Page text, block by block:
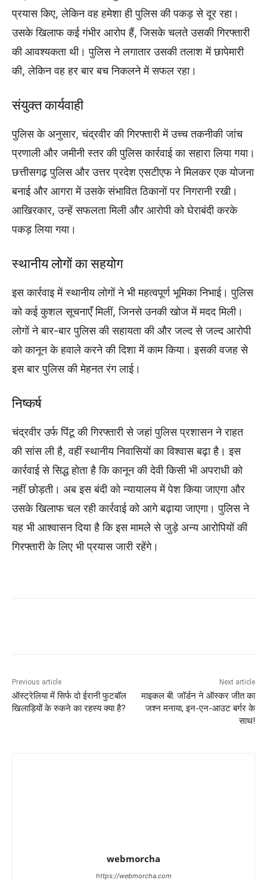
प्रयास किए, लेकिन वह हमेशा ही पुलिस की पकड़ से दूर रहा।
उसके खिलाफ कई गंभीर आरोप हैं, जिसके चलते उसकी गिरफ्तारी
की आवश्यकता थी। पुलिस ने लगातार उसकी तलाश में छापेमारी
की, लेकिन वह हर बार बच निकलने में सफल रहा।
संयुक्त कार्यवाही
पुलिस के अनुसार, चंद्रवीर की गिरफ्तारी में उच्च तकनीकी जांच
प्रणाली और जमीनी स्तर की पुलिस कार्रवाई का सहारा लिया गया।
छत्तीसगढ़ पुलिस और उत्तर प्रदेश एसटीएफ ने मिलकर एक योजना
बनाई और आगरा में उसके संभावित ठिकानों पर निगरानी रखी।
आखिरकार, उन्हें सफलता मिली और आरोपी को घेराबंदी करके
पकड़ लिया गया।
स्थानीय लोगों का सहयोग
इस कार्रवाइ में स्थानीय लोगों ने भी महत्वपूर्ण भूमिका निभाई। पुलिस
को कई कुशल सूचनाएँ मिलीं, जिनसे उनकी खोज में मदद मिली।
लोगों ने बार-बार पुलिस की सहायता की और जल्द से जल्द आरोपी
को कानून के हवाले करने की दिशा में काम किया। इसकी वजह से
इस बार पुलिस की मेहनत रंग लाई।
निष्कर्ष
चंद्रवीर उर्फ पिंटू की गिरफ्तारी से जहां पुलिस प्रशासन ने राहत
की सांस ली है, वहीं स्थानीय निवासियों का विश्वास बढ़ा है। इस
कार्रवाई से सिद्ध होता है कि कानून की देवी किसी भी अपराधी को
नहीं छोड़ती। अब इस बंदी को न्यायालय में पेश किया जाएगा और
उसके खिलाफ चल रही कार्रवाई को आगे बढ़ाया जाएगा। पुलिस ने
यह भी आश्वासन दिया है कि इस मामले से जुड़े अन्य आरोपियों की
गिरफ्तारी के लिए भी प्रयास जारी रहेंगे।
Previous article
ऑस्ट्रेलिया में सिर्फ दो ईरानी फुटबॉल
खिलाड़ियों के रुकने का रहस्य क्या है?
Next article
माइकल बी. जॉर्डन ने ऑस्कर जीत का
जश्न मनाया, इन-एन-आउट बर्गर के
साथ!
webmorcha
https://webmorcha.com